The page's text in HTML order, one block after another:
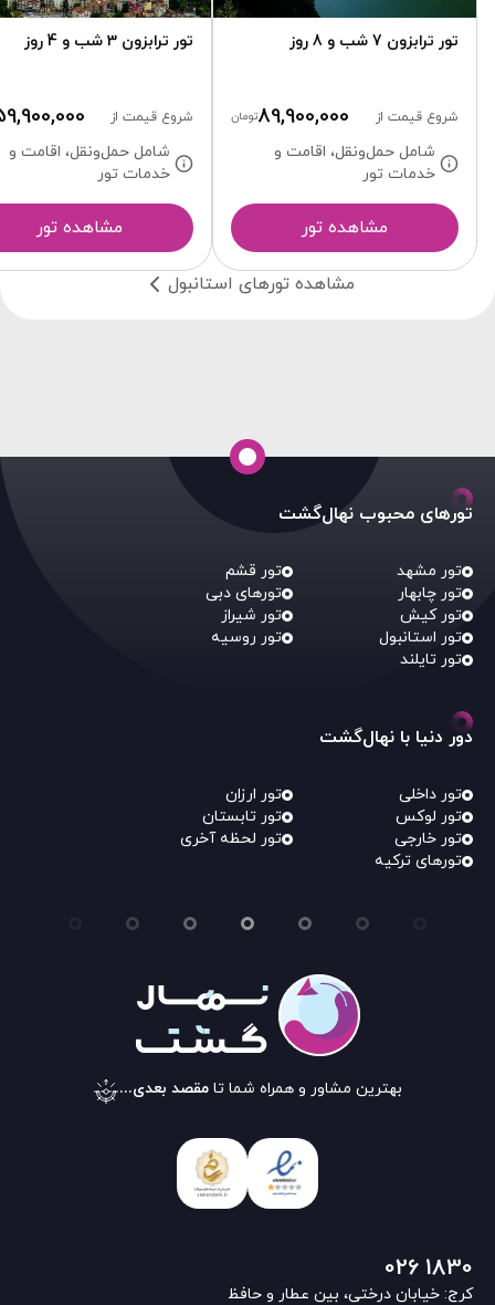
تور ترابزون 7 شب و 8 روز
شروع قیمت از 89,900,000تومان
شامل حمل‌ونقل، اقامت و
خدمات تور
مشاهده تور
تور ترابزون 3 شب و 4 روز
شروع قیمت از
شامل حمل‌ونقل، اقامت و
خدمات تور
مشاهده تور
مشاهده تورهای استانبول
تورهای محبوب نهال‌گشت
تور مشهد
تور قشم
تور چابهار
تورهای دبی
تور کیش
تور شیراز
تور استانبول
تور روسیه
تور تایلند
دور دنیا با نهال‌گشت
تور داخلی
تور ارزان
تور لوکس
تور تابستان
تور خارجی
تور لحظه آخری
تورهای ترکیه
بهترین مشاور و همراه شما تا مقصد بعدی...
026 1830
کرج: خیابان درختی، بین عطار و حافظ